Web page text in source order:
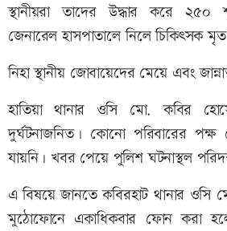
স্থানীয়রা তাদের উদ্ধার করে ২৫০
জেনারেল হাসপাতালে নিলে চিকিৎসক
নিহা স্থানীয় জোবায়েদের মেয়ে এবং
হাতিয়া থানার ওসি মো. কবির
দুর্ঘটনাজনিত। কোনো পরিবারের
যায়নি। খবর পেয়ে পুলিশ ঘটনাস্থল
এ বিষয়ে জানতে কবিরহাট থানার ওসি
মুঠোফোনে একাধিকবার ফোন করা